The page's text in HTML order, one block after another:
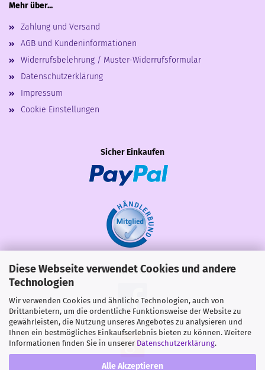
Diese Webseite verwendet Cookies und andere
Technologien
Wir verwenden Cookies und ähnliche Technologien, auch von
Drittanbietern, um die ordentliche Funktionsweise der Website zu
gewährleisten, die Nutzung unseres Angebotes zu analysieren und
Ihnen ein bestmögliches Einkaufserlebnis bieten zu können. Weitere
Informationen finden Sie in unserer Datenschutzerklärung.
Alle Akzeptieren
Mehr über...
Zahlung und Versand
AGB und Kundeninformationen
Widerrufsbelehrung / Muster-Widerrufsformular
Datenschutzerklärung
Impressum
Cookie Einstellungen
Sicher Einkaufen
Share